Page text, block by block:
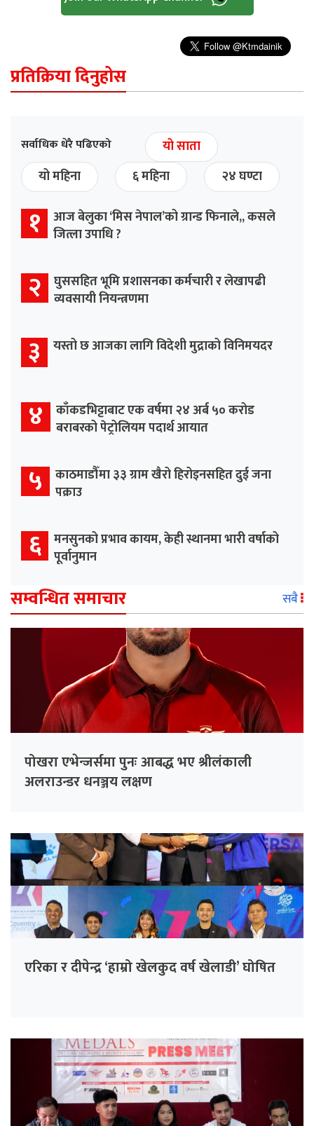
प्रतिक्रिया दिनुहोस
सर्वाधिक धेरै पढिएको
यो साता
यो महिना
६ महिना २४ घण्टा
१ आज बेलुका ‘मिस नेपाल’को ग्रान्ड फिनाले,, कसले
जित्ला उपाधि ?
२ घुससहित भूमि प्रशासनका कर्मचारी र लेखापढी
व्यवसायी नियन्त्रणमा
३ यस्तो छ आजका लागि विदेशी मुद्राको विनिमयदर
४ काँकडभिट्टाबाट एक वर्षमा २४ अर्ब ५० करोड
बराबरको पेट्रोलियम पदार्थ आयात
५ काठमाडौँमा ३३ ग्राम खैरो हिरोइनसहित दुई जना
पक्राउ
६ मनसुनको प्रभाव कायम, केही स्थानमा भारी वर्षाको
पूर्वानुमान
सम्वन्धित समाचार सबै
पोखरा एभेन्जर्समा पुनः आबद्ध भए श्रीलंकाली
अलराउन्डर धनञ्जय लक्षण
एरिका र दीपेन्द्र ‘हाम्रो खेलकुद वर्ष खेलाडी’ घोषित